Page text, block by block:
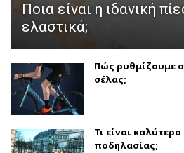
Ποια είναι η ιδανική
ελαστικά;
Πώς ρυθμίζουμε
σέλας;
Τι είναι
ποδηλασίας;